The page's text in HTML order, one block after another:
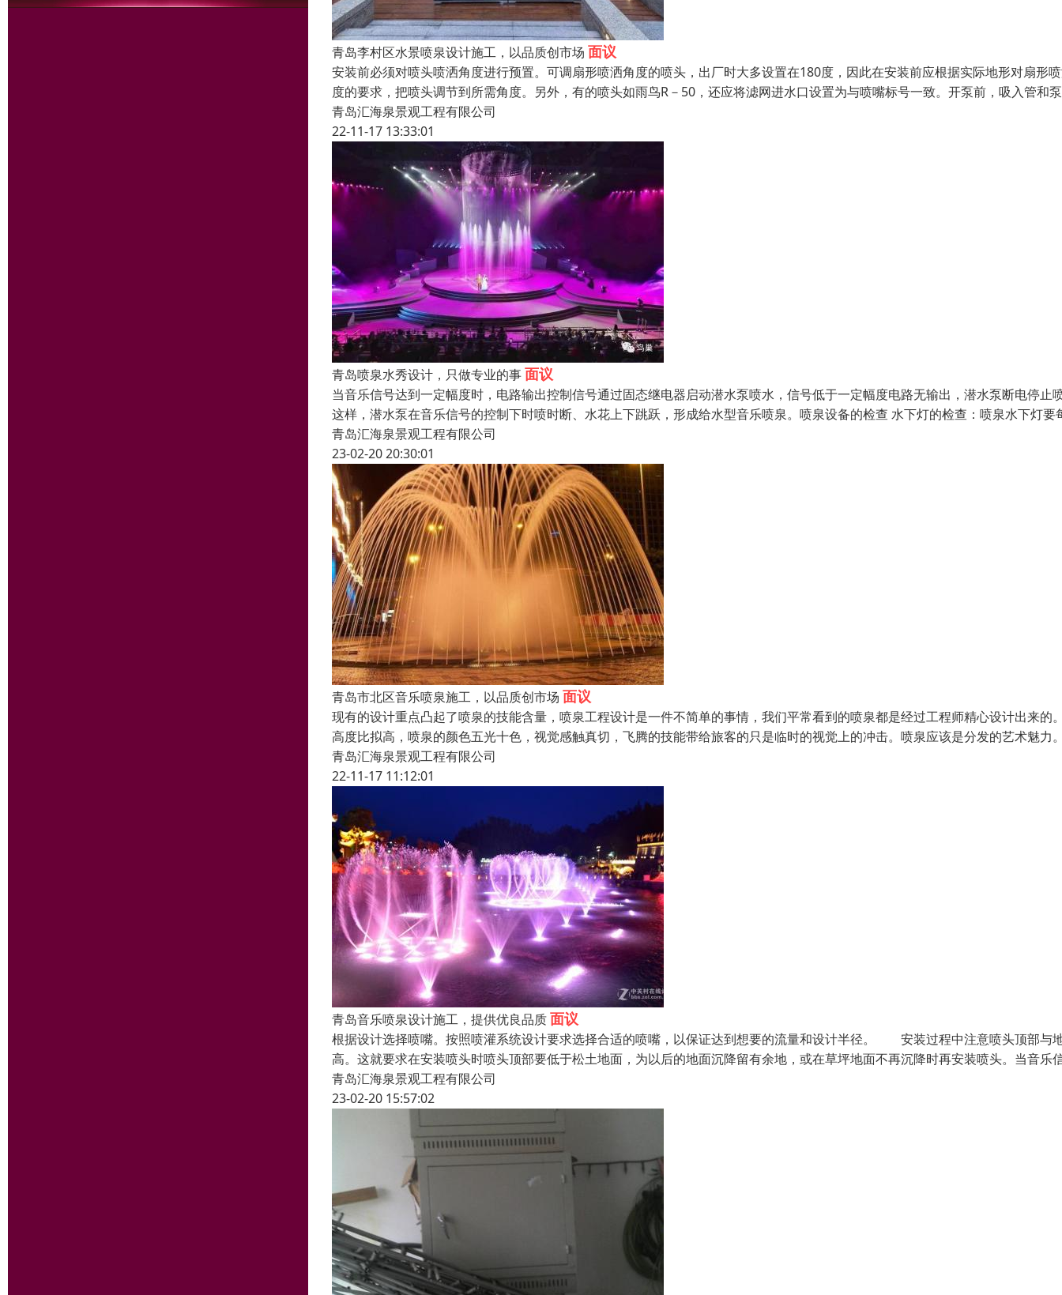
青岛李村区水景喷泉设计施工，以品质创市场 面议
安装前必须对喷头喷洒角度进行预置。可调扇形喷洒角度的喷头，出厂时大多设置在180度，因此在安装前应根据实际地形对扇形
度的要求，把喷头调节到所需角度。另外，有的喷头如雨鸟R－50，还应将滤网进水口设置为与喷嘴标号一致。开泵前，吸入管和泵
青岛汇海泉景观工程有限公司
22-11-17 13:33:01
青岛喷泉水秀设计，只做专业的事面议
当音乐信号达到一定幅度时，电路输出控制信号通过固态继电器启动潜水泵喷水，信号低于一定幅度电路无输出，潜水泵断电停止
这样，潜水泵在音乐信号的控制下时喷时断、水花上下跳跃，形成给水型音乐喷泉。喷泉设备的检查 水下灯的检查：喷泉水下灯要
青岛汇海泉景观工程有限公司
23-02-20 20:30:01
青岛市北区音乐喷泉施工，以品质创市场 面议
现有的设计重点凸起了喷泉的技能含量，喷泉工程设计是一件不简单的事情，我们平常看到的喷泉都是经过工程师精心设计出来的
高度比拟高，喷泉的颜色五光十色，视觉感触真切，飞腾的技能带给旅客的只是临时的视觉上的冲击。喷泉应该是分发的艺术魅力
青岛汇海泉景观工程有限公司
22-11-17 11:12:01
青岛音乐喷泉设计施工，提供优良品质面议
根据设计选择喷嘴。按照喷灌系统设计要求选择合适的喷嘴，以保证达到想要的流量和设计半径。 安装过程中注意喷头顶部与
高。这就要求在安装喷头时喷头顶部要低于松土地面，为以后的地面沉降留有余地，或在草坪地面不再沉降时再安装喷头。当音乐
青岛汇海泉景观工程有限公司
23-02-20 15:57:02